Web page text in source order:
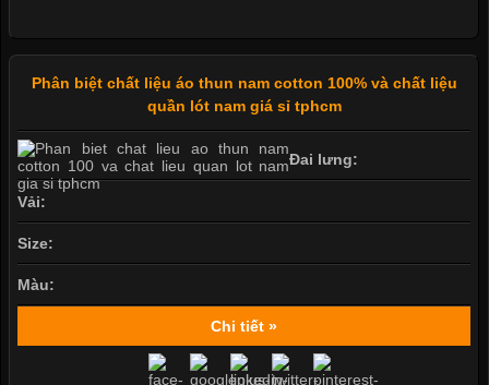
Phân biệt chất liệu áo thun nam cotton 100% và chất liệu
quần lót nam giá sỉ tphcm
Đai lưng:
Vải:
Size:
Màu:
Chi tiết »